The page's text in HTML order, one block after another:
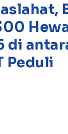
di
Peduli